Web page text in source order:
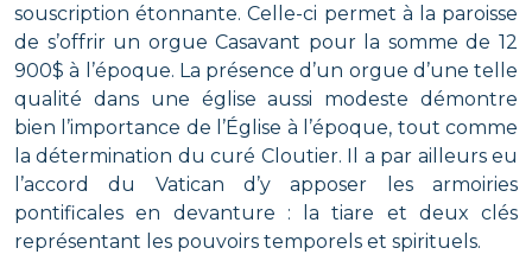
souscription étonnante. Celle-ci permet à la paroisse
de s’offrir un orgue Casavant pour la somme de 12
900$ à l’époque. La présence d’un orgue d’une telle
qualité dans une église aussi modeste démontre
bien l’importance de l’Église à l’époque, tout comme
la détermination du curé Cloutier. Il a par ailleurs eu
l’accord du Vatican d’y apposer les armoiries
pontificales en devanture : la tiare et deux clés
représentant les pouvoirs temporels et spirituels.